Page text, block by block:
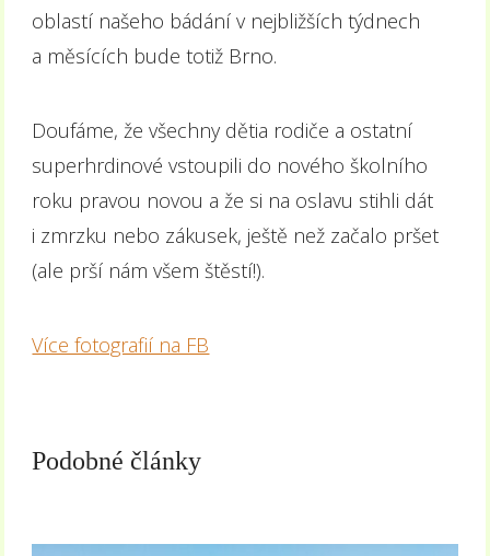
oblastí našeho bádání v nejbližších týdnech
a měsících bude totiž Brno.
Doufáme, že všechny dětia rodiče a ostatní
superhrdinové vstoupili do nového školního
roku pravou novou a že si na oslavu stihli dát
i zmrzku nebo zákusek, ještě než začalo pršet
(ale prší nám všem štěstí!).
Více fotografií na FB
Podobné články